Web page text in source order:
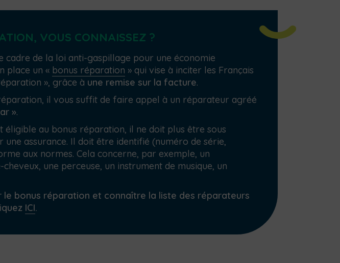
VOUS CONNAISSEZ ?
cadre de la loi anti-gaspillage pour une économie
place un « bonus réparation » qui vise à inciter les Français
», grâce à une remise sur la facture.
il vous suffit de faire appel à un réparateur agréé
».
éligible au bonus réparation, il ne doit plus être sous
assurance. Il doit être identifié (numéro de série,
aux normes. Cela concerne, par exemple, un
une perceuse, un instrument de musique, un
le bonus réparation et connaître la liste des réparateurs
ICI.